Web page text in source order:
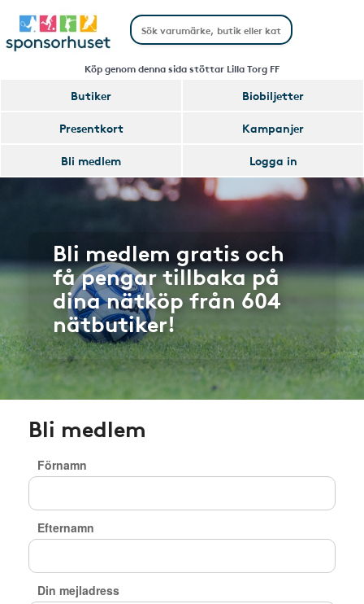
Köp genom denna sida stöttar Lilla Torg FF
Butiker
Biobiljetter
Presentkort
Kampanjer
Bli medlem
Logga in
Bli medlem gratis och
få pengar tillbaka på
dina nätköp från 604
nätbutiker!
Bli medlem
Förnamn
Efternamn
Din mejladress